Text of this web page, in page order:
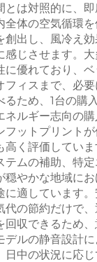
とは対照的に、
全体の空気循環
創出し、風冷え
感じさせます。
に優れており、
フィスまで、必
るため、1台の購
ネルギー志向の
フットプリント
高く評価してい
テムの補助、特
穏やかな地域に
に適しています
代の節約だけで
回収できるため
デルの静音設計
日中の状況に応